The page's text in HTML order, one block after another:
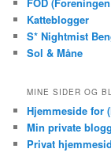
Katteblogger
S* Nightmist
Sol & Måne
MINE SIDER OG
Hjemmeside for
Min private blogg
Privat